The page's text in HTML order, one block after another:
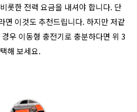
롯한 전력 요금을 내셔야 합니다. 단
면 이것도 추천드립니다. 하지만 저같
우 이동형 충전기로 충분하다면 위 3
해 보세요.